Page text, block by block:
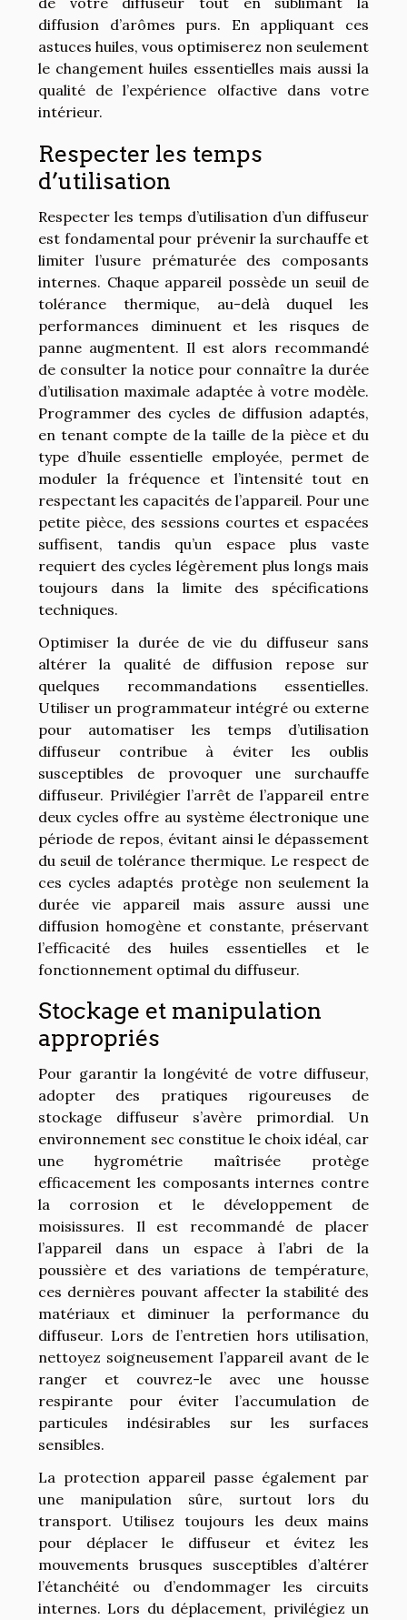
diffusion d’arômes purs. En appliquant ces
astuces huiles, vous optimiserez non seulement
le changement huiles essentielles mais aussi la
qualité de l’expérience olfactive dans votre
intérieur.
Respecter les temps
d’utilisation
Respecter les temps d’utilisation d’un diffuseur
est fondamental pour prévenir la surchauffe et
limiter l’usure prématurée des composants
internes. Chaque appareil possède un seuil de
tolérance thermique, au-delà duquel les
performances diminuent et les risques de
panne augmentent. Il est alors recommandé
de consulter la notice pour connaître la durée
d’utilisation maximale adaptée à votre modèle.
Programmer des cycles de diffusion adaptés,
en tenant compte de la taille de la pièce et du
type d’huile essentielle employée, permet de
moduler la fréquence et l’intensité tout en
respectant les capacités de l’appareil. Pour une
petite pièce, des sessions courtes et espacées
suffisent, tandis qu’un espace plus vaste
requiert des cycles légèrement plus longs mais
toujours dans la limite des spécifications
techniques.
Optimiser la durée de vie du diffuseur sans
altérer la qualité de diffusion repose sur
quelques recommandations essentielles.
Utiliser un programmateur intégré ou externe
pour automatiser les temps d’utilisation
diffuseur contribue à éviter les oublis
susceptibles de provoquer une surchauffe
diffuseur. Privilégier l’arrêt de l’appareil entre
deux cycles offre au système électronique une
période de repos, évitant ainsi le dépassement
du seuil de tolérance thermique. Le respect de
ces cycles adaptés protège non seulement la
durée vie appareil mais assure aussi une
diffusion homogène et constante, préservant
l’efficacité des huiles essentielles et le
fonctionnement optimal du diffuseur.
Stockage et manipulation
appropriés
Pour garantir la longévité de votre diffuseur,
adopter des pratiques rigoureuses de
stockage diffuseur s’avère primordial. Un
environnement sec constitue le choix idéal, car
une hygrométrie maîtrisée protège
efficacement les composants internes contre
la corrosion et le développement de
moisissures. Il est recommandé de placer
l’appareil dans un espace à l’abri de la
poussière et des variations de température,
ces dernières pouvant affecter la stabilité des
matériaux et diminuer la performance du
diffuseur. Lors de l’entretien hors utilisation,
nettoyez soigneusement l’appareil avant de le
ranger et couvrez-le avec une housse
respirante pour éviter l’accumulation de
particules indésirables sur les surfaces
sensibles.
La protection appareil passe également par
une manipulation sûre, surtout lors du
transport. Utilisez toujours les deux mains
pour déplacer le diffuseur et évitez les
mouvements brusques susceptibles d’altérer
l’étanchéité ou d’endommager les circuits
internes. Lors du déplacement, privilégiez un